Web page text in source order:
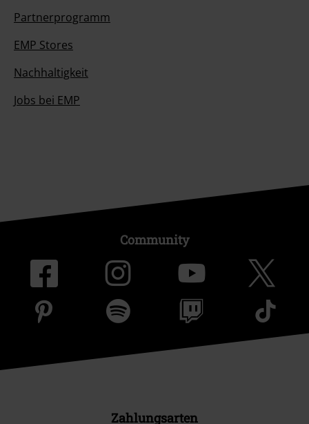
Partnerprogramm
EMP Stores
Nachhaltigkeit
Jobs bei EMP
Community
Zahlungsarten